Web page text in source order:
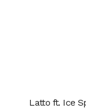
Latto ft. Ice